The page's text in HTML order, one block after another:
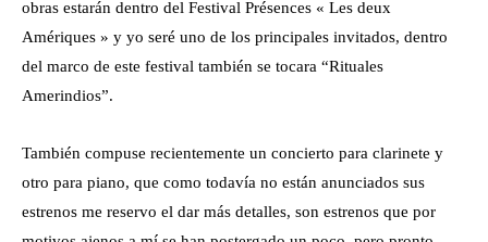
obras estarán dentro del Festival Présences « Les deux
Amériques » y yo seré uno de los principales invitados, dentro
del marco de este festival también se tocara “Rituales
Amerindios”.
También compuse recientemente un concierto para clarinete y
otro para piano, que como todavía no están anunciados sus
estrenos me reservo el dar más detalles, son estrenos que por